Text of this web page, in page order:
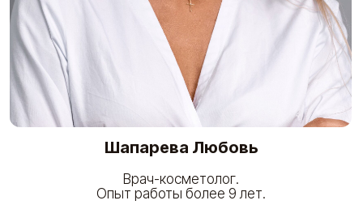
Косметолог эстетист
Аппаратная косметология , чистки, пилинги.
Опыт работы косметологом более 5 лет, в
медицинской сфере - более 20 лет
Наша команда состоит из ведущих
дерматологии, а также других смежных
Каждый наш специалист обладает многолетним
опытом работы.